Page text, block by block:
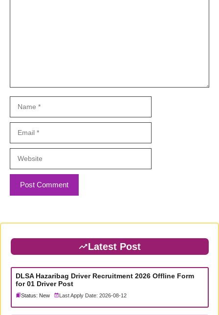
Latest Post
DLSA Hazaribag Driver Recruitment 2026 Offline Form
for 01 Driver Post
Status: New Last Apply Date: 2026-08-12